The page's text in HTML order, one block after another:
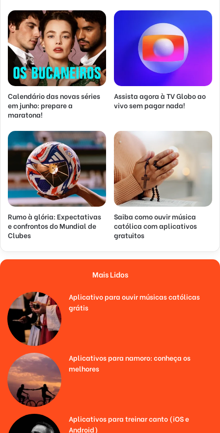
Calendário das novas séries
em junho: prepare a
maratona!
Assista agora à TV Globo ao
vivo sem pagar nada!
Rumo à glória: Expectativas
e confrontos do Mundial de
Clubes
Saiba como ouvir música
católica com aplicativos
gratuitos
Mais Lidos
Aplicativo para ouvir músicas católicas
grátis
Aplicativos para namoro: conheça os
melhores
Aplicativos para treinar canto (iOS e
Android)